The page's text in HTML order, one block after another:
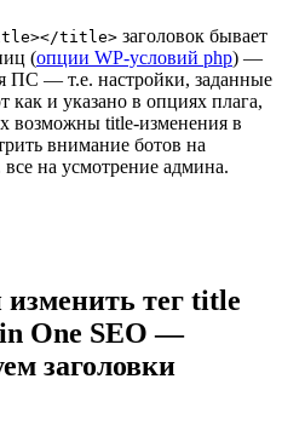
title> заголовок бывает
(опции WP-условий php) —
ПС — т.е. настройки, заданные
и указано в опциях плага,
возможны title-изменения в
внимание ботов на
на усмотрение админа.
тег title
One SEO —
заголовки